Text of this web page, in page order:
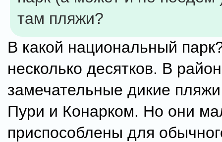
там пляжи?
В какой национальный
несколько десятков. В
замечательные дикие
Пури и Конарком. Но они
приспособлены для